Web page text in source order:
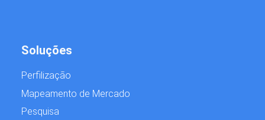
Soluções
Perfilização
Mapeamento de Mercado
Pesquisa